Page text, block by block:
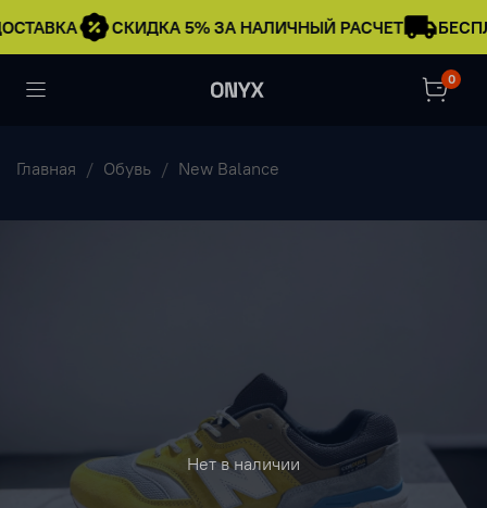
СКИДКА 5% ЗА НАЛИЧНЫЙ РАСЧЕТ
0
Главная Обувь New Balance
Нет в наличии